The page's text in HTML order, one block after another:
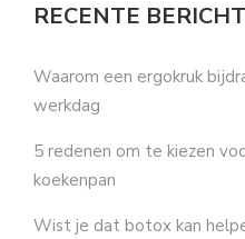
RECENTE
Waarom een ergokruk
werkdag
5 redenen om te kiezen
koekenpan
Wist je dat botox kan